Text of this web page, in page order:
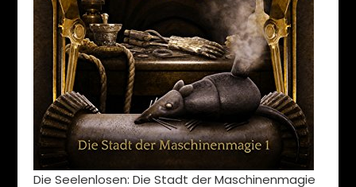
Die Seelenlosen: Die Stadt der Maschinenmagie